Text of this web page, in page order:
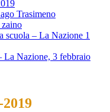
Trasimeno
zaino
scuola – La Nazione 1
La Nazione, 3 febbraio